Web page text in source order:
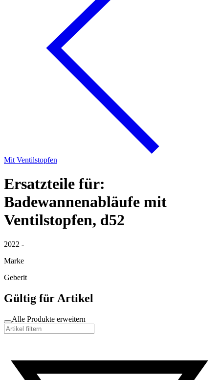
Mit Ventilstopfen
Ersatzteile für:
Badewannenabläufe mit
Ventilstopfen, d52
2022 -
Marke
Geberit
Gültig für Artikel
Alle Produkte erweitern